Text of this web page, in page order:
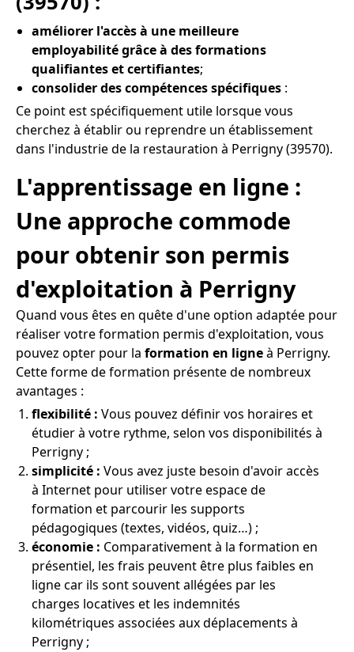
améliorer l'accès à une meilleure
employabilité grâce à des formations
qualifiantes et certifiantes;
consolider des compétences spécifiques :
Ce point est spécifiquement utile lorsque vous
cherchez à établir ou reprendre un établissement
dans l'industrie de la restauration à Perrigny (39570).
L'apprentissage en ligne :
Une approche commode
pour obtenir son permis
d'exploitation à Perrigny
Quand vous êtes en quête d'une option adaptée pour
réaliser votre formation permis d'exploitation, vous
pouvez opter pour la formation en ligneà Perrigny.
Cette forme de formation présente de nombreux
avantages :
flexibilité : Vous pouvez définir vos horaires et
étudier à votre rythme, selon vos disponibilités à
Perrigny ;
simplicité : Vous avez juste besoin d'avoir accès
à Internet pour utiliser votre espace de
formation et parcourir les supports
pédagogiques (textes, vidéos, quiz…) ;
économie : Comparativement à la formation en
présentiel, les frais peuvent être plus faibles en
ligne car ils sont souvent allégées par les
charges locatives et les indemnités
kilométriques associées aux déplacements à
Perrigny ;